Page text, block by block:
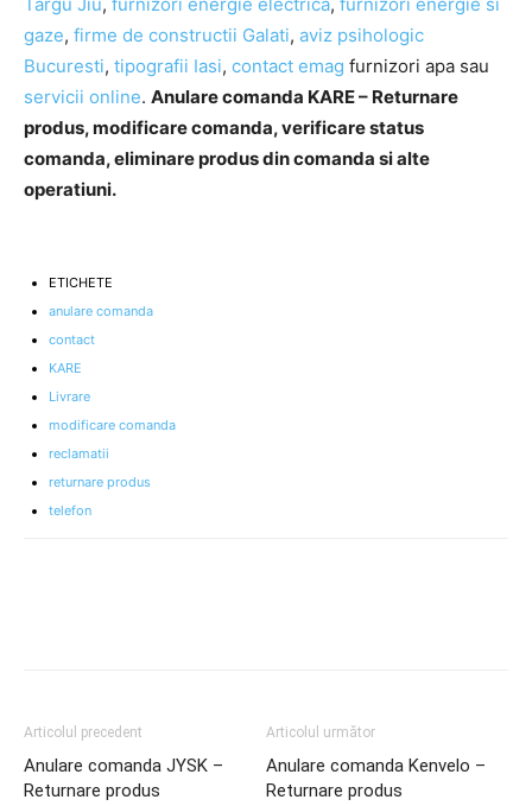
gaze, firme de constructii Galati, aviz psihologic
Bucuresti, tipografii Iasi, contact emag furnizori apa sau
servicii online. Anulare comanda KARE – Returnare
produs, modificare comanda, verificare status
comanda, eliminare produs din comanda si alte
operatiuni.
ETICHETE
anulare comanda
contact
KARE
Livrare
modificare comanda
reclamatii
returnare produs
telefon
Articolul precedent
Anulare comanda JYSK –
Returnare produs
Articolul următor
Anulare comanda Kenvelo –
Returnare produs